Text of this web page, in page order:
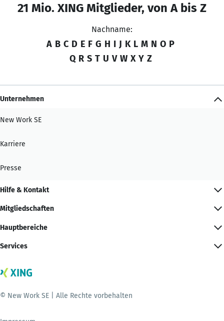
21 Mio. XING Mitglieder, von A bis Z
Nachname:
A B C D E F G H I J K L M N O P
Q R S T U V W X Y Z
Unternehmen
New Work SE
Karriere
Presse
Hilfe & Kontakt
Mitgliedschaften
Hauptbereiche
Services
© New Work SE | Alle Rechte vorbehalten